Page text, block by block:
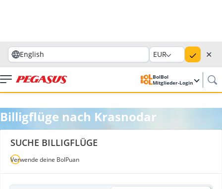
English EUR ✕
BolBol
Mitglieder-Login
Billigflüge nach Krasnodar
SUCHE BILLIGFLÜGE
Verwende deine BolPuan